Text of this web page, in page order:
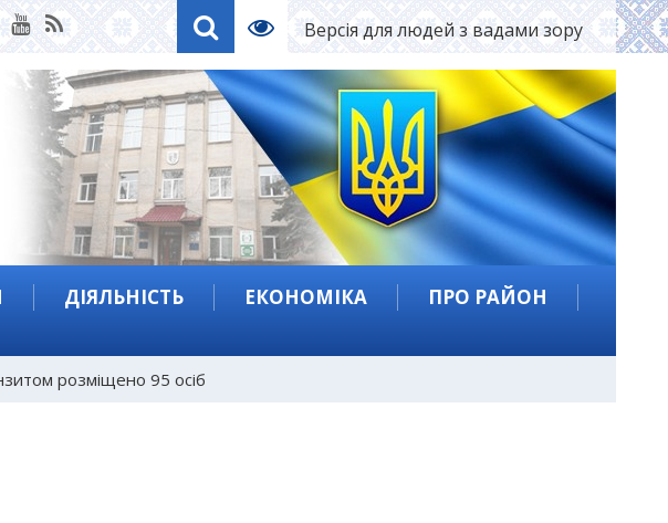
Версія для людей з вадами зору
ДІЯЛЬНІСТЬ ЕКОНОМІКА
ПРО РАЙОН
розміщено 95 осіб